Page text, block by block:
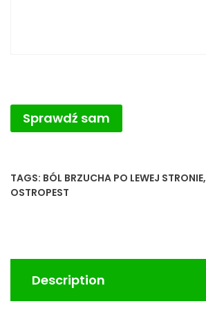
Sprawdź sam
TAGS: BÓL BRZUCHA PO LEWEJ STRONIE,
OSTROPEST
Description